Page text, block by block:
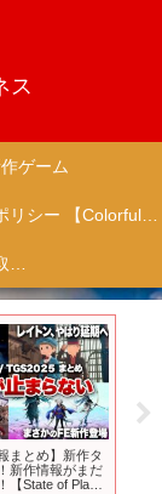
ス
ゲーム
プライバシーポリシー 【Colorful Creation】
特定商取引法に基づく表記（商取引に関する開示）
まとめ】新作タ
新作情報がまだ
【State of Play /